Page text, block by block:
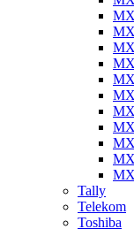
Tally
Telekom
Toshiba